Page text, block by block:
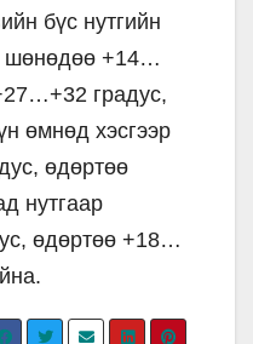
бүс нутгийн
шөнөдөө +14…
градус,
өмнөд хэсгээр
өдөртөө
нутгаар
өдөртөө +18…